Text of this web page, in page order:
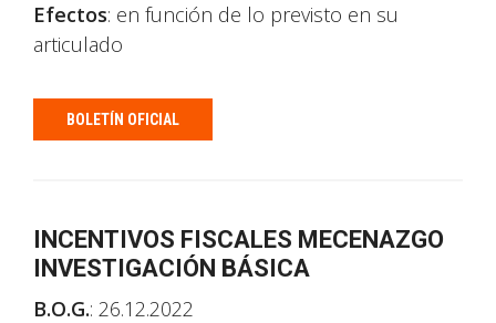
Efectos: en función de lo previsto en su
articulado
BOLETÍN OFICIAL
INCENTIVOS FISCALES MECENAZGO
INVESTIGACIÓN BÁSICA
B.O.G.: 26.12.2022